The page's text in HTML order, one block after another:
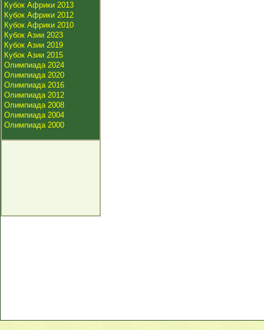
Кубок Африки 2013
Кубок Африки 2012
Кубок Африки 2010
Кубок Азии 2023
Кубок Азии 2019
Кубок Азии 2015
Олимпиада 2024
Олимпиада 2020
Олимпиада 2016
Олимпиада 2012
Олимпиада 2008
Олимпиада 2004
Олимпиада 2000